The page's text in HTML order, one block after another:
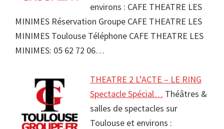
environs : CAFE THEATRE LES
MINIMES Réservation Groupe CAFE THEATRE LES
MINIMES Toulouse Téléphone CAFE THEATRE LES
MINIMES: 05 62 72 06…
THEATRE 2 L’ACTE – LE RING
Spectacle Spécial… Théâtres &
salles de spectacles sur
Toulouse et environs :